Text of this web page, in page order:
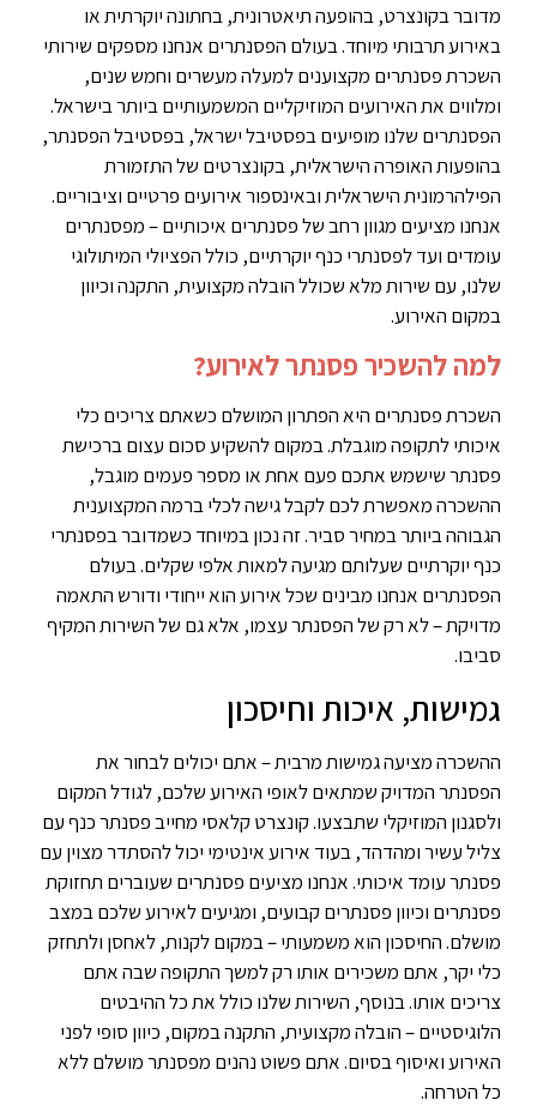
מדובר בקונצרט, בהופעה תיאטרונית, בחתונה יוקרתית או
באירוע תרבותי מיוחד. בעולם הפסנתרים אנחנו מספקים שירותי
השכרת פסנתרים מקצוענים למעלה מעשרים וחמש שנים,
ומלווים את האירועים המוזיקליים המשמעותיים ביותר בישראל.
הפסנתרים שלנו מופיעים בפסטיבל ישראל, בפסטיבל הפסנתר,
בהופעות האופרה הישראלית, בקונצרטים של התזמורת
הפילהרמונית הישראלית ובאינספור אירועים פרטיים וציבוריים.
אנחנו מציעים מגוון רחב של פסנתרים איכותיים – מפסנתרים
עומדים ועד לפסנתרי כנף יוקרתיים, כולל הפציולי המיתולוגי
שלנו, עם שירות מלא שכולל הובלה מקצועית, התקנה וכיוון
במקום האירוע.
למה להשכיר פסנתר לאירוע?
השכרת פסנתרים היא הפתרון המושלם כשאתם צריכים כלי
איכותי לתקופה מוגבלת. במקום להשקיע סכום עצום ברכישת
פסנתר שישמש אתכם פעם אחת או מספר פעמים מוגבל,
ההשכרה מאפשרת לכם לקבל גישה לכלי ברמה המקצוענית
הגבוהה ביותר במחיר סביר. זה נכון במיוחד כשמדובר בפסנתרי
כנף יוקרתיים שעלותם מגיעה למאות אלפי שקלים. בעולם
הפסנתרים אנחנו מבינים שכל אירוע הוא ייחודי ודורש התאמה
מדויקת – לא רק של הפסנתר עצמו, אלא גם של השירות המקיף
סביבו.
גמישות, איכות וחיסכון
ההשכרה מציעה גמישות מרבית – אתם יכולים לבחור את
הפסנתר המדויק שמתאים לאופי האירוע שלכם, לגודל המקום
ולסגנון המוזיקלי שתבצעו. קונצרט קלאסי מחייב פסנתר כנף עם
צליל עשיר ומהדהד, בעוד אירוע אינטימי יכול להסתדר מצוין עם
פסנתר עומד איכותי. אנחנו מציעים פסנתרים שעוברים תחזוקת
פסנתרים וכיוון פסנתרים קבועים, ומגיעים לאירוע שלכם במצב
מושלם. החיסכון הוא משמעותי – במקום לקנות, לאחסן ולתחזק
כלי יקר, אתם משכירים אותו רק למשך התקופה שבה אתם
צריכים אותו. בנוסף, השירות שלנו כולל את כל ההיבטים
הלוגיסטיים – הובלה מקצועית, התקנה במקום, כיוון סופי לפני
האירוע ואיסוף בסיום. אתם פשוט נהנים מפסנתר מושלם ללא
כל הטרחה.